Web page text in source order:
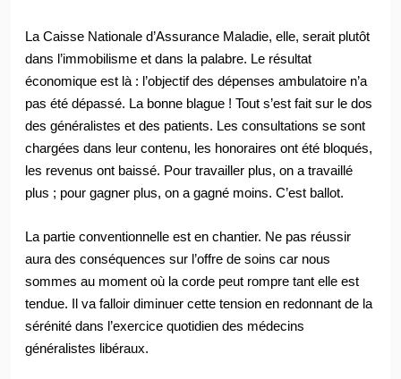
La Caisse Nationale d’Assurance Maladie, elle, serait plutôt
dans l’immobilisme et dans la palabre. Le résultat
économique est là : l’objectif des dépenses ambulatoire n’a
pas été dépassé. La bonne blague ! Tout s’est fait sur le dos
des généralistes et des patients. Les consultations se sont
chargées dans leur contenu, les honoraires ont été bloqués,
les revenus ont baissé. Pour travailler plus, on a travaillé
plus ; pour gagner plus, on a gagné moins. C’est ballot.
La partie conventionnelle est en chantier. Ne pas réussir
aura des conséquences sur l’offre de soins car nous
sommes au moment où la corde peut rompre tant elle est
tendue. Il va falloir diminuer cette tension en redonnant de la
sérénité dans l’exercice quotidien des médecins
généralistes libéraux.